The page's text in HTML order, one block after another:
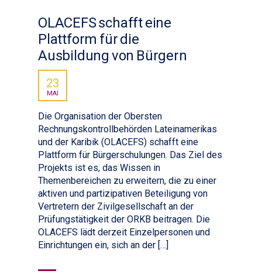
OLACEFS schafft eine
Plattform für die
Ausbildung von Bürgern
23
MAI
Die Organisation der Obersten
Rechnungskontrollbehörden Lateinamerikas
und der Karibik (OLACEFS) schafft eine
Plattform für Bürgerschulungen. Das Ziel des
Projekts ist es, das Wissen in
Themenbereichen zu erweitern, die zu einer
aktiven und partizipativen Beteiligung von
Vertretern der Zivilgesellschaft an der
Prüfungstätigkeit der ORKB beitragen. Die
OLACEFS lädt derzeit Einzelpersonen und
Einrichtungen ein, sich an der […]